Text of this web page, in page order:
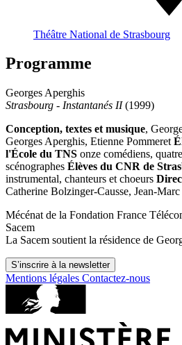
Théâtre National de Strasbourg
Programme
Georges Aperghis
Strasbourg - Instantanés II(1999)
Conception, textes et musique,
Georges Aperghis, Etienne Pommeret
l'École du TNS onze comédiens,
scénographes Élèves du CNR de
instrumental, chanteurs et choeurs
Catherine Bolzinger-Causse, Jean-
Mécénat de la Fondation France
Sacem
La Sacem soutient la résidence de
S’inscrire à la newsletter
Mentions légales Contactez-nous